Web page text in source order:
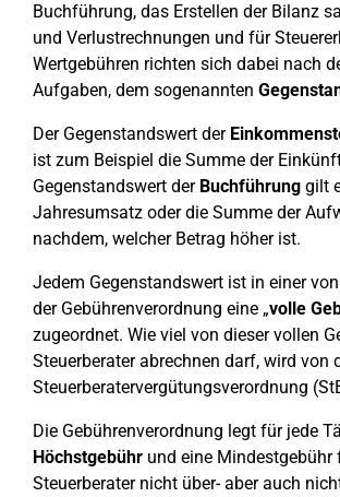
Buchführung, das Erstellen der Bilanz
und Verlustrechnungen und für
Wertgebühren richten sich dabei nach
Aufgaben, dem sogenannten
Der Gegenstandswert der
ist zum Beispiel die Summe der
Gegenstandswert derBuchführung gilt
Jahresumsatz oder die Summe der
nachdem, welcher Betrag höher ist.
Jedem Gegenstandswert ist in einer
der Gebührenverordnung eine „volle
zugeordnet. Wie viel von dieser vollen
Steuerberater abrechnen darf, wird von
Steuerberatervergütungsverordnung
Die Gebührenverordnung legt für jede
Höchstgebühr und eine Mindestgebühr
Steuerberater nicht über- aber auch